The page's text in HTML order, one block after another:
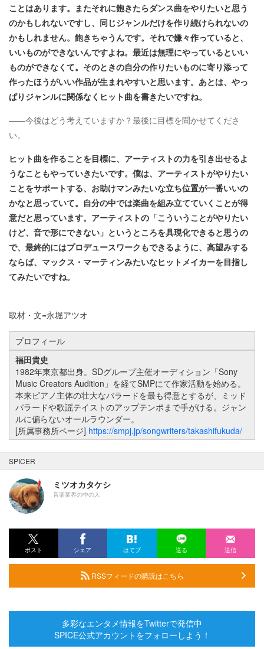
ことはあります。またそれに飽きたらダンス曲をやりたいと思う
のかもしれないですし、同じジャンルだけを作り続けられないの
かもしれません。飽きちゃうんです。それで嫌々作っていると、
いいものができないんですよね。最近は無理にやっているといい
ものができなくて。そのときの自分の作りたいものに寄り添って
作ったほうがいい作品が生まれやすいと思います。あとは、やっ
ぱりジャンルに関係なくヒット曲を書きたいですね。
――今後はどう考えていますか？最後に目標を聞かせてくださ
い。
ヒット曲を作ることを目標に、アーティストの力を引き出せるよ
うなこともやっていきたいです。僕は、アーティストがやりたい
ことをサポートする、お助けマンみたいな立ち位置が一番いいの
かなと思っていて。自分の中では楽曲を組み立てていくことが得
意だと思っています。アーティストの「こういうことがやりたい
けど、音で形にできない」というところを具現化できると思うの
で、最終的にはプロデュースワークもできるように、高望みする
ならば、マックス・マーティンみたいなヒットメイカーを目指し
てみたいですね。
取材・文=永堀アツオ
プロフィール
福田貴史
1982年東京都出身。SDグループ主催オーディション「Sony
Music Creators Audition」を経てSMPにて作家活動を始める。
本来ピアノ主体の壮大なバラードを最も得意とするが、ミッド
バラードや歌謡テイストのアップテンポまで手がける。ジャン
ルに偏らないオールラウンダー。
[所属事務所ページ] https://smpj.jp/songwriters/takashifukuda/
SPICER
ミツオカタケシ
音楽業界の中の人
ポスト シェア はてブ 送る 送信
RSSフィードの購読はこちら
多彩なエンタメ情報をTwitterで発信中
SPICE公式アカウントをフォローしよう！